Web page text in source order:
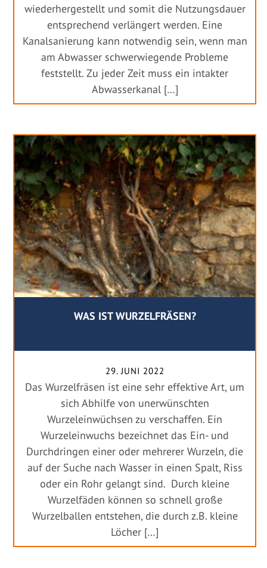
wiederhergestellt und somit die Nutzungsdauer
entsprechend verlängert werden. Eine
Kanalsanierung kann notwendig sein, wenn man
am Abwasser schwerwiegende Probleme
feststellt. Zu jeder Zeit muss ein intakter
Abwasserkanal […]
WAS IST WURZELFRÄSEN?
29. JUNI 2022
Das Wurzelfräsen ist eine sehr effektive Art, um
sich Abhilfe von unerwünschten
Wurzeleinwüchsen zu verschaffen. Ein
Wurzeleinwuchs bezeichnet das Ein- und
Durchdringen einer oder mehrerer Wurzeln, die
auf der Suche nach Wasser in einen Spalt, Riss
oder ein Rohr gelangt sind. Durch kleine
Wurzelfäden können so schnell große
Wurzelballen entstehen, die durch z.B. kleine
Löcher […]